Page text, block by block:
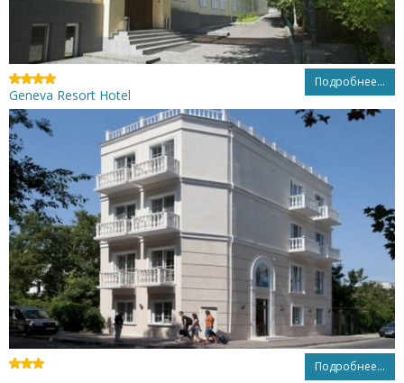
Подробнее...
Geneva Resort Hotel
Подробнее...